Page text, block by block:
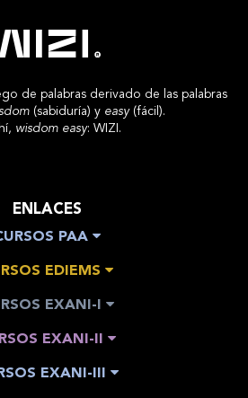
de palabras derivado de las palabras
(sabiduría) y easy(fácil).
wisdom easy: WIZI.
ENLACES
PAA
EDIEMS
EXANI-I
EXANI-II
EXANI-III